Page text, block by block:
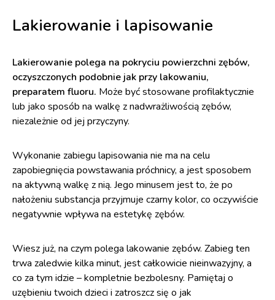
Lakierowanie i lapisowanie
Lakierowanie polega na pokryciu powierzchni zębów,
oczyszczonych podobnie jak przy lakowaniu,
preparatem fluoru. Może być stosowane profilaktycznie
lub jako sposób na walkę z nadwrażliwością zębów,
niezależnie od jej przyczyny.
Wykonanie zabiegu lapisowania nie ma na celu
zapobiegnięcia powstawania próchnicy, a jest sposobem
na aktywną walkę z nią. Jego minusem jest to, że po
nałożeniu substancja przyjmuje czarny kolor, co oczywiście
negatywnie wpływa na estetykę zębów.
Wiesz już, na czym polega lakowanie zębów. Zabieg ten
trwa zaledwie kilka minut, jest całkowicie nieinwazyjny, a
co za tym idzie – kompletnie bezbolesny. Pamiętaj o
uzębieniu twoich dzieci i zatroszcz się o jak